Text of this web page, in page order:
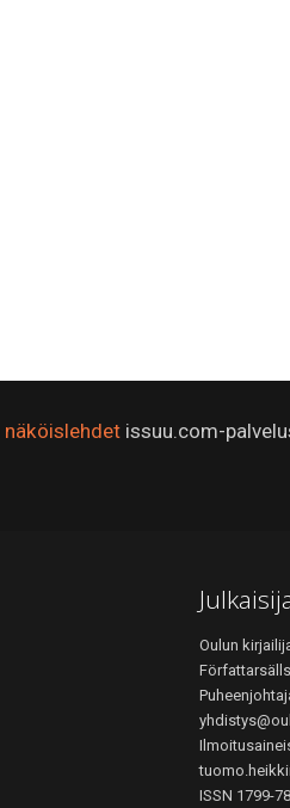
näköislehdetissuu.com-
Oulun
ISSN 1799-